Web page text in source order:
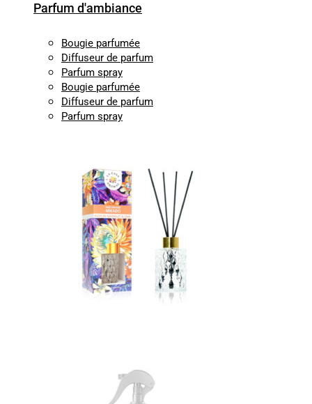
Parfum d'ambiance
Bougie parfumée
Diffuseur de parfum
Parfum spray
Bougie parfumée
Diffuseur de parfum
Parfum spray